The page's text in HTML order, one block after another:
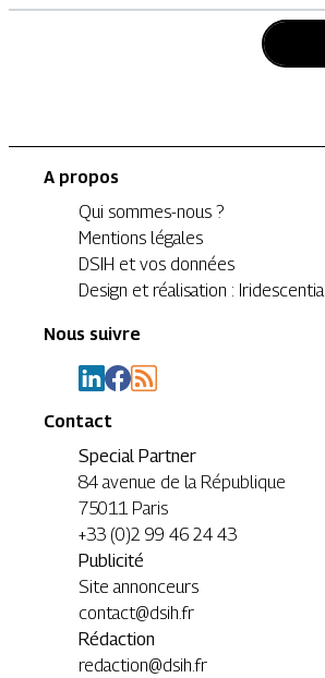
A propos
Qui sommes-nous ?
Mentions légales
DSIH et vos données
Design et réalisation : Iridescentia
Nous suivre
Contact
Special Partner
84 avenue de la République
75011 Paris
+33 (0)2 99 46 24 43
Publicité
Site annonceurs
contact@dsih.fr
Rédaction
redaction@dsih.fr